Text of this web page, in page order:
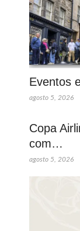
Eventos
agosto 5, 2026
Copa
com…
agosto 5, 2026